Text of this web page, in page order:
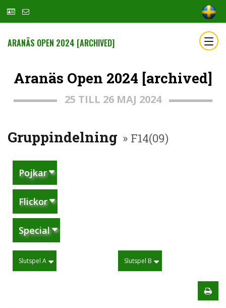
ARANÄS OPEN 2024 [ARCHIVED]
Aranäs Open 2024 [archived]
25 TILL 26 MAJ 2024
Gruppindelning » F14(09)
Pojkar
Flickor
Special
Slutspel A Slutspel B